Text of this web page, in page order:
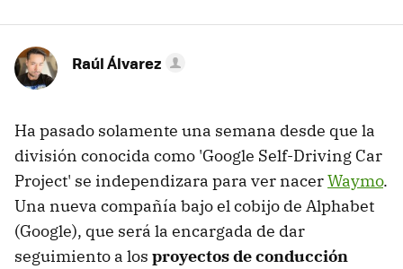
Raúl Álvarez
Ha pasado solamente una semana desde que la
división conocida como 'Google Self-Driving Car
Project' se independizara para ver nacerWaymo.
Una nueva compañía bajo el cobijo de Alphabet
(Google), que será la encargada de dar
seguimiento a los proyectos de conducción